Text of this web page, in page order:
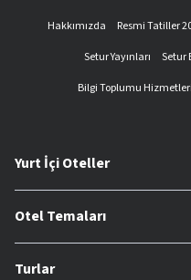
Hakkımızda Resmi Tatiller
Setur Yayınları
Setur
Bilgi Toplumu Hizmetleri
Yurt İçi Oteller
Otel Temaları
Turlar